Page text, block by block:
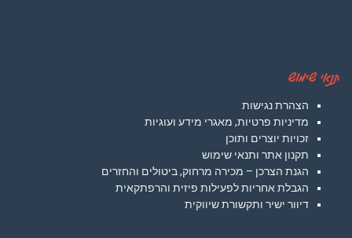
תנאי שימוש
הצהרת נגישות
מדיניות פרטיות, מאגרי מידע ועוגיות
זכויות יוצרים ותוכן
תקנון אתר ותנאי שימוש
הגנת הצרכן – מכירה מרחוק, ביטולים והחזרים
הגבלת אחריות לפעילות פיזית והרפתקאית
דיוור ישיר ותקשורת שיווקית